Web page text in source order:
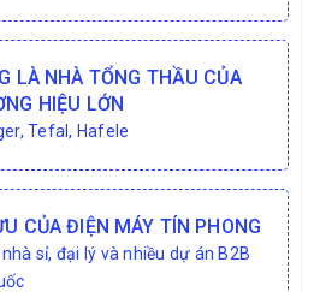
LÀ NHÀ TỔNG THẦU CỦA
HIỆU LỚN
Tefal, Hafele
CỦA ĐIỆN MÁY TÍN PHONG
sỉ, đại lý và nhiều dự án B2B